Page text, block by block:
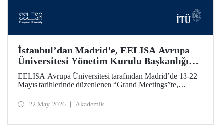
İstanbul’dan Madrid’e, EELISA Avrupa
Üniversitesi Yönetim Kurulu Başkanlığı
Devri
EELISA Avrupa Üniversitesi tarafından Madrid’de 18-22
Mayıs tarihlerinde düzenlenen “Grand Meetings”te,
UPM’e geçti. İTÜ Rektörü Prof. Dr. Hasan Mandal, 6 ay
22 May 2026 Akademik